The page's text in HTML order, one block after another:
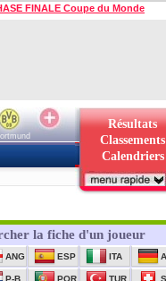
FINALE Coupe du Monde
Résultats
Classements
Calendriers